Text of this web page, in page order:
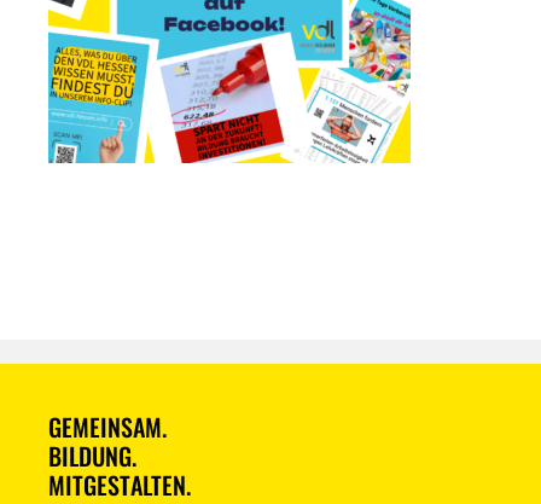
GEMEINSAM.
BILDUNG.
MITGESTALTEN.